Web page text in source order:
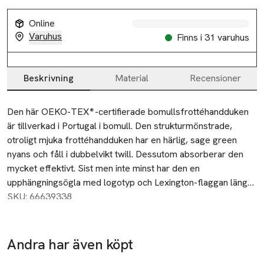
Online
Varuhus
Finns i 31 varuhus
Beskrivning Material Recensioner
Beskrivning
Den här OEKO-TEX®-certifierade bomullsfrottéhandduken
är tillverkad i Portugal i bomull. Den strukturmönstrade,
otroligt mjuka frottéhandduken har en härlig, sage green
nyans och fåll i dubbelvikt twill. Dessutom absorberar den
mycket effektivt. Sist men inte minst har den en
upphängningsögla med logotyp och Lexington-flaggan längst
ned.
SKU: 66639338
Andra har även köpt
50% vid köp
50% vid köp
över 200kr